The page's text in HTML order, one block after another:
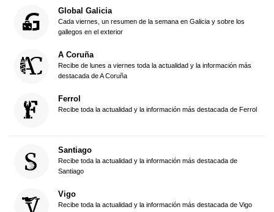
Global Galicia
Cada viernes, un resumen de la semana en Galicia y sobre los
gallegos en el exterior
A Coruña
Recibe de lunes a viernes toda la actualidad y la información más
destacada de A Coruña
Ferrol
Recibe toda la actualidad y la información más destacada de Ferrol
Santiago
Recibe toda la actualidad y la información más destacada de
Santiago
Vigo
Recibe toda la actualidad y la información más destacada de Vigo